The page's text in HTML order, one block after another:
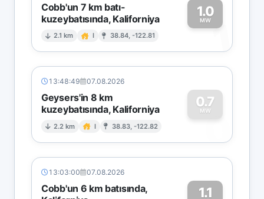
Cobb'un 7 km batı-
kuzeybatısında, Kaliforniya
2.1 km I 38.84, -122.81
1.0
MW1
13:48:49 07.08.2026
Geysers'in 8 km
kuzeybatısında, Kaliforniya
2.2 km I 38.83, -122.82
0.7
MW
0
13:03:00 07.08.2026
Cobb'un 6 km batısında,
1.1